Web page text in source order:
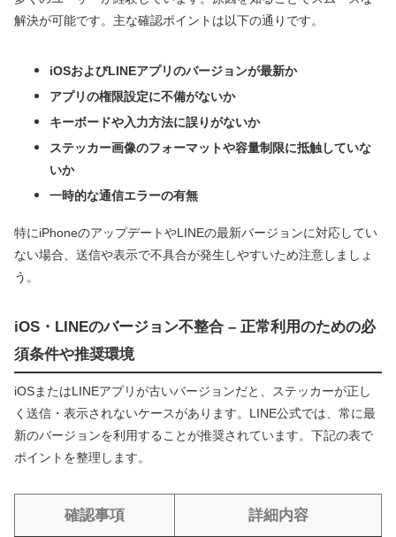
解決が可能です。主な確認ポイントは以下の通りです。
iOSおよびLINEアプリのバージョンが最新か
アプリの権限設定に不備がないか
キーボードや入力方法に誤りがないか
ステッカー画像のフォーマットや容量制限に抵触していな
いか
一時的な通信エラーの有無
特にiPhoneのアップデートやLINEの最新バージョンに対応してい
ない場合、送信や表示で不具合が発生しやすいため注意しましょ
う。
iOS・LINEのバージョン不整合 – 正常利用のための必
須条件や推奨環境
iOSまたはLINEアプリが古いバージョンだと、ステッカーが正し
く送信・表示されないケースがあります。LINE公式では、常に最
新のバージョンを利用することが推奨されています。下記の表で
ポイントを整理します。
確認事項 詳細内容